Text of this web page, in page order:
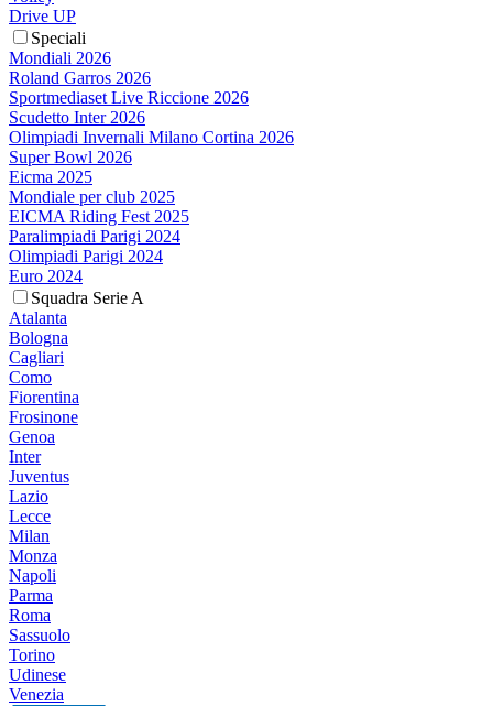
Drive UP
Speciali
Mondiali 2026
Roland Garros 2026
Sportmediaset Live Riccione 2026
Scudetto Inter 2026
Olimpiadi Invernali Milano Cortina 2026
Super Bowl 2026
Eicma 2025
Mondiale per club 2025
EICMA Riding Fest 2025
Paralimpiadi Parigi 2024
Olimpiadi Parigi 2024
Euro 2024
Squadra Serie A
Atalanta
Bologna
Cagliari
Como
Fiorentina
Frosinone
Genoa
Inter
Juventus
Lazio
Lecce
Milan
Monza
Napoli
Parma
Roma
Sassuolo
Torino
Udinese
Venezia